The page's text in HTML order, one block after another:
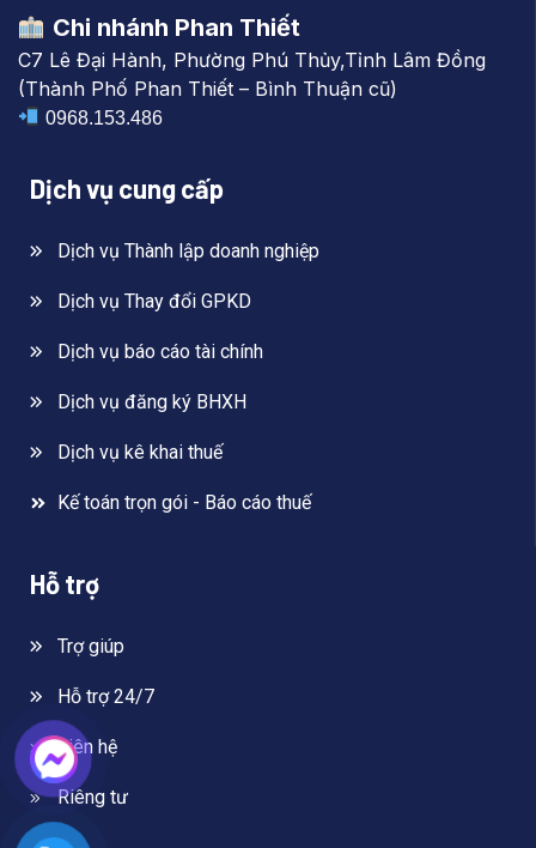
Chi nhánh Phan Thiết
C7 Lê Đại Hành, Phường Phú Thủy,Tỉnh Lâm Đồng
(Thành Phố Phan Thiết – Bình Thuận cũ)
0968.153.486
Dịch vụ cung cấp
Dịch vụ Thành lập doanh nghiệp
Dịch vụ Thay đổi GPKD
Dịch vụ báo cáo tài chính
Dịch vụ đăng ký BHXH
Dịch vụ kê khai thuế
Kế toán trọn gói - Báo cáo thuế
Hỗ trợ
Trợ giúp
Hỗ trợ 24/7
Liên hệ
Riêng tư